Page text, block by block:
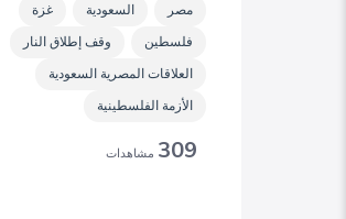
مصر السعودية
غزة
فلسطين
وقف إطلاق النار
العلاقات المصرية السعودية
الأزمة الفلسطينية
309 مشاهدات